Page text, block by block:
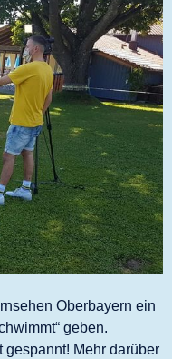
Oberbayern ein
geben.
gespannt! Mehr darüber